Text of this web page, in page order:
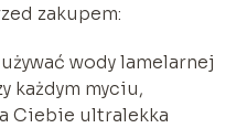
zakupem:
wody lamelarnej
każdym myciu,
Ciebie ultralekka